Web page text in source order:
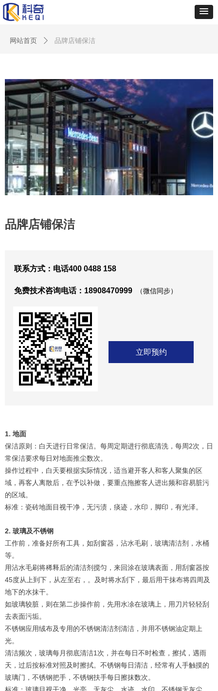
网站首页 ꄲ 品牌店铺保洁
1. 地面
保洁原则：白天进行日常保洁。每周定期进行彻底清洗，每周2次，日
常保洁要求每日对地面推尘数次。
操作过程中，白天要根据实际情况，适当避开客人和客人聚集的区
域，再客人离散后，在予以补做，要重点拖擦客人进出频和容易脏污
的区域。
标准：瓷砖地面目视干净，无污渍，痰迹，水印，脚印，有光泽。
2. 玻璃及不锈钢
工作前，准备好所有工具，如刮窗器，沾水毛刷，玻璃清洁剂，水桶
等。
用沾水毛刷将稀释后的清洁剂搅匀，来回涂在玻璃表面，用刮窗器按
45度从上到下，从左至右，。及时将水刮下，最后用干抹布将四周及
地下的水抹干。
如玻璃较脏，则在第二步操作前，先用水凃在玻璃上，用刀片轻轻刮
去表面污垢。
不锈钢应用绒布及专用的不锈钢清洁剂清洁，并用不锈钢油定期上
光。
清洁频次，玻璃每月彻底清洁1次，并在每日不时检查，擦拭，遇雨
天，过后按标准对照及时擦拭。不锈钢每日清洁，经常有人手触摸的
玻璃门，不锈钢把手，不锈钢扶手每日擦抹数次。
品牌店铺保洁
联系方式：电话400 0488 158
免费技术咨询电话：18908470999 （微信同步）
立即预约